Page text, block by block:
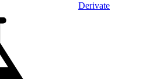
Derivate